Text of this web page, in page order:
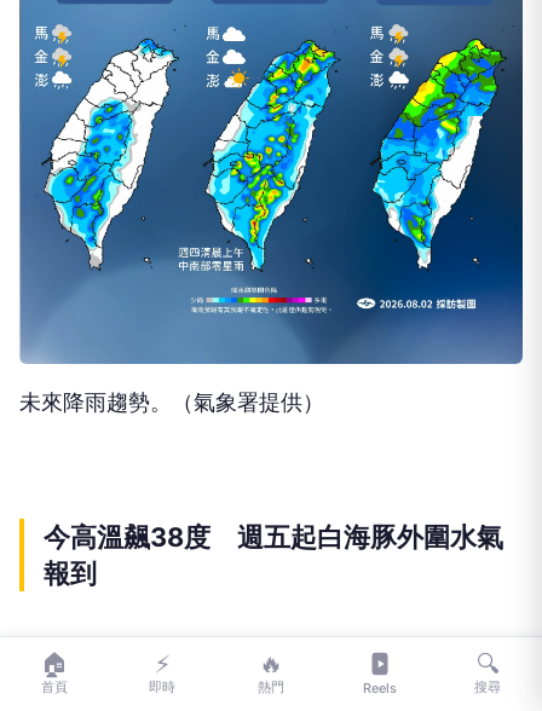
未來降雨趨勢。（氣象署提供）
今高溫飆38度 週五起白海豚外圍水氣
報到
今日天氣方面，最新歐洲模式模擬顯示，今日至週二
🏠
首頁
⚡
即時
🔥
熱門 Reels
🔍
搜尋